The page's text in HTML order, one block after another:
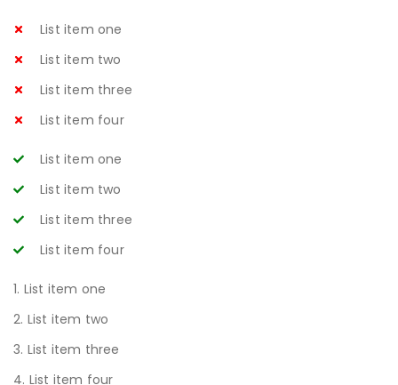
List item one
List item two
List item three
List item four
List item one
List item two
List item three
List item four
List item one
List item two
List item three
List item four